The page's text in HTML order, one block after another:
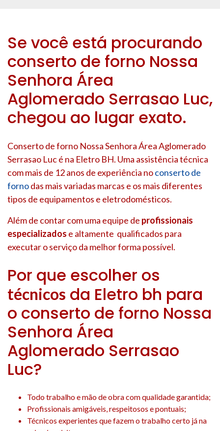
Se você está procurando
conserto de forno Nossa
Senhora Área
Aglomerado Serrasao Luc,
chegou ao lugar exato.
Conserto de forno Nossa Senhora Área Aglomerado
Serrasao Luc é na Eletro BH. Uma assistência técnica
com mais de 12 anos de experiência noconserto de
fornodas mais variadas marcas e os mais diferentes
tipos de equipamentos e eletrodomésticos.
Além de contar com uma equipe de profissionais
especializados e altamente qualificados para
executar o serviço da melhor forma possível.
Por que escolher os
técnicos da Eletro bh para
o conserto de forno Nossa
Senhora Área
Aglomerado Serrasao
Luc?
Todo trabalho e mão de obra com qualidade garantida;
Profissionais amigáveis, respeitosos e pontuais;
Técnicos experientes que fazem o trabalho certo já na